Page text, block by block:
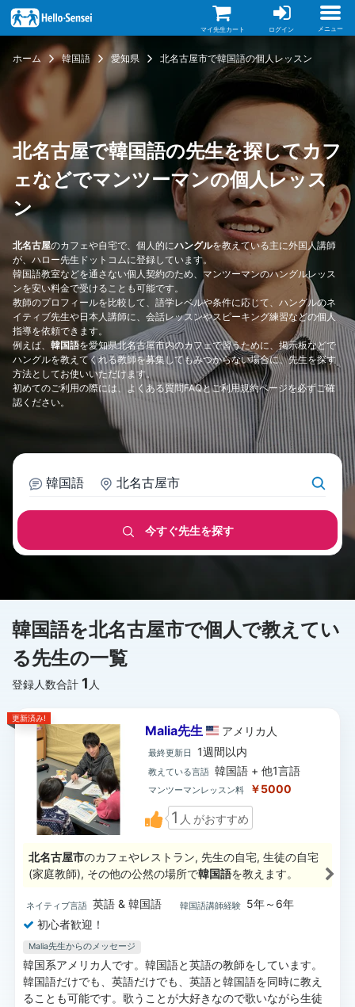
イ
ン
コ
マイ先生カート ログイン メニュー
ホーム 韓国語 愛知県 北名古屋市で韓国語の個人レッスン
北名古屋で韓国語の先生を探してカフ
ェなどでマンツーマンの個人レッス
ン
北名古屋のカフェや自宅で、個人的にハングルを教えている主に外国人講師
が、ハロー先生ドットコムに登録しています。
韓国語教室などを通さない個人契約のため、マンツーマンのハングルレッス
ンを安い料金で受けることも可能です。
教師のプロフィールを比較して、語学レベルや条件に応じて、ハングルのネ
イティブ先生や日本人講師に、会話レッスンやスピーキング練習などの個人
指導を依頼できます。
例えば、 韓国語を愛知県北名古屋市内のカフェで習うために、掲示板などで
ハングルを教えてくれる教師を募集してもみつからない場合に、先生を探す
方法としてお使いいただけます。
初めてのご利用の際には、 よくある質問FAQとご利用規約ページを必ずご確
認ください。
韓国語 北名古屋市
今すぐ先生を探す
韓国語を北名古屋市で個人で教えてい
る先生の一覧
登録人数合計 1 人
更新済み!
Malia先生 アメリカ 人
最終更新日 1週間以内
教えている言語 韓国語 + 他1言語
マンツーマンレッスン料 ￥5000
1 人 がおすすめ
北名古屋市のカフェやレストラン, 先生の自宅, 生徒の自宅
(家庭教師), その他の公然の場所で韓国語を教えます。
ネイティブ言語 英語 & 韓国語 韓国語講師経験
5年～6年
初心者歓迎！
Malia先生からのメッセージ
韓国系アメリカ人です。韓国語と英語の教師をしています。
韓国語だけでも、英語だけでも、英語と韓国語を同時に教え
ることも可能です。歌うことが大好きなので歌いながら生徒